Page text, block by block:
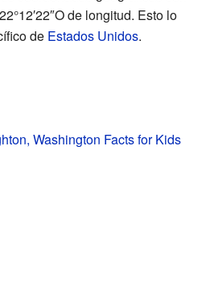
de longitud. Esto lo
de Estados Unidos.
Washington Facts for Kids